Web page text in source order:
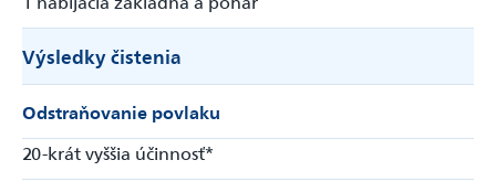
Výsledky čistenia
Odstraňovanie povlaku
20-krát vyššia účinnosť*